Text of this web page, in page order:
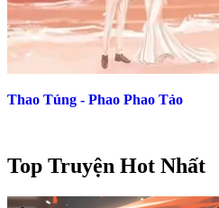
Thao Túng - Phao Phao Tảo
Top Truyện Hot Nhất